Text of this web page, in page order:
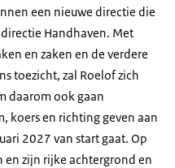
een nieuwe directie die
Handhaven. Met
en zaken en de verdere
toezicht, zal Roelof zich
daarom ook gaan
koers en richting geven aan
2027 van start gaat. Op
en zijn rijke achtergrond en